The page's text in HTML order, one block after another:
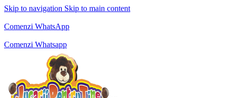
Skip to navigation Skip to main content
Comenzi WhatsApp
Comenzi Whatsapp